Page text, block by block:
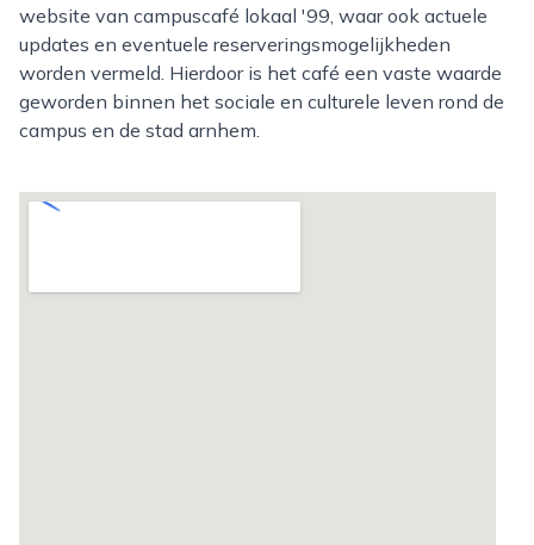
website van campuscafé lokaal '99, waar ook actuele
updates en eventuele reserveringsmogelijkheden
worden vermeld. Hierdoor is het café een vaste waarde
geworden binnen het sociale en culturele leven rond de
campus en de stad arnhem.